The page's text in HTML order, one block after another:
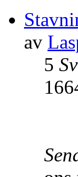
av
5